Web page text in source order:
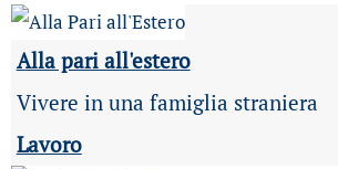
Alla pari all'estero
Vivere in una famiglia straniera
Lavoro